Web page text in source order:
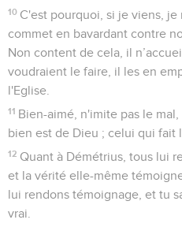
10 C'est pourquoi, si je viens,
commet en bavardant contre
Non content de cela, il
voudraient le faire, il les en
l'Eglise.
11 Bien-aimé, n'imite pas le
bien est de Dieu ; celui qui fait
12 Quant à Démétrius, tous lui
et la vérité elle-même
lui rendons témoignage, et tu
vrai.